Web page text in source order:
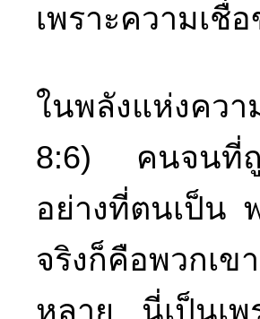
เพราะความเชื่
ในพลังแห่งคว
8:6) คนจนที่ถูก
อย่างที่ตนเป็น
จริงก็คือพวกเ
หลาย นี่เป็นเพ